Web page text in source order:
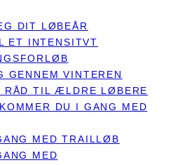
DIT LØBEÅR
ET INTENSITVT
GENNEM VINTEREN
RÅD TIL ÆLDRE LØBERE
DU I GANG MED
MED TRAILLØB
MED